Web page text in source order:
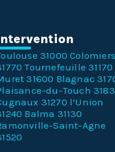
31000 Colomiers
Tournefeuille 31170
31600 Blagnac
du-Touch
31270 l’Union
Balma 31130
Saint-Agne